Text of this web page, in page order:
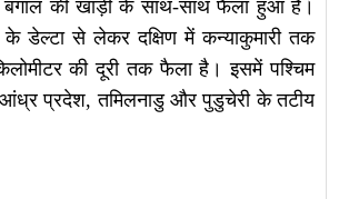
बंगाल की खाड़ी के साथ-साथ फैला हुआ है।
के डेल्टा से लेकर दक्षिण में कन्याकुमारी तक
की दूरी तक फैला है। इसमें पश्चिम
प्रदेश, तमिलनाडु और पुडुचेरी के तटीय